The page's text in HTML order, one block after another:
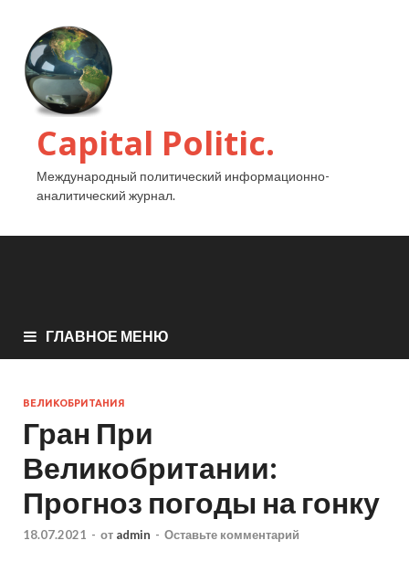
Capital Politic.
Международный политический информационно-
аналитический журнал.
ГЛАВНОЕ МЕНЮ
ВЕЛИКОБРИТАНИЯ
Гран При
Великобритании:
Прогноз погоды на гонку
18.07.2021 - от admin - Оставьте комментарий